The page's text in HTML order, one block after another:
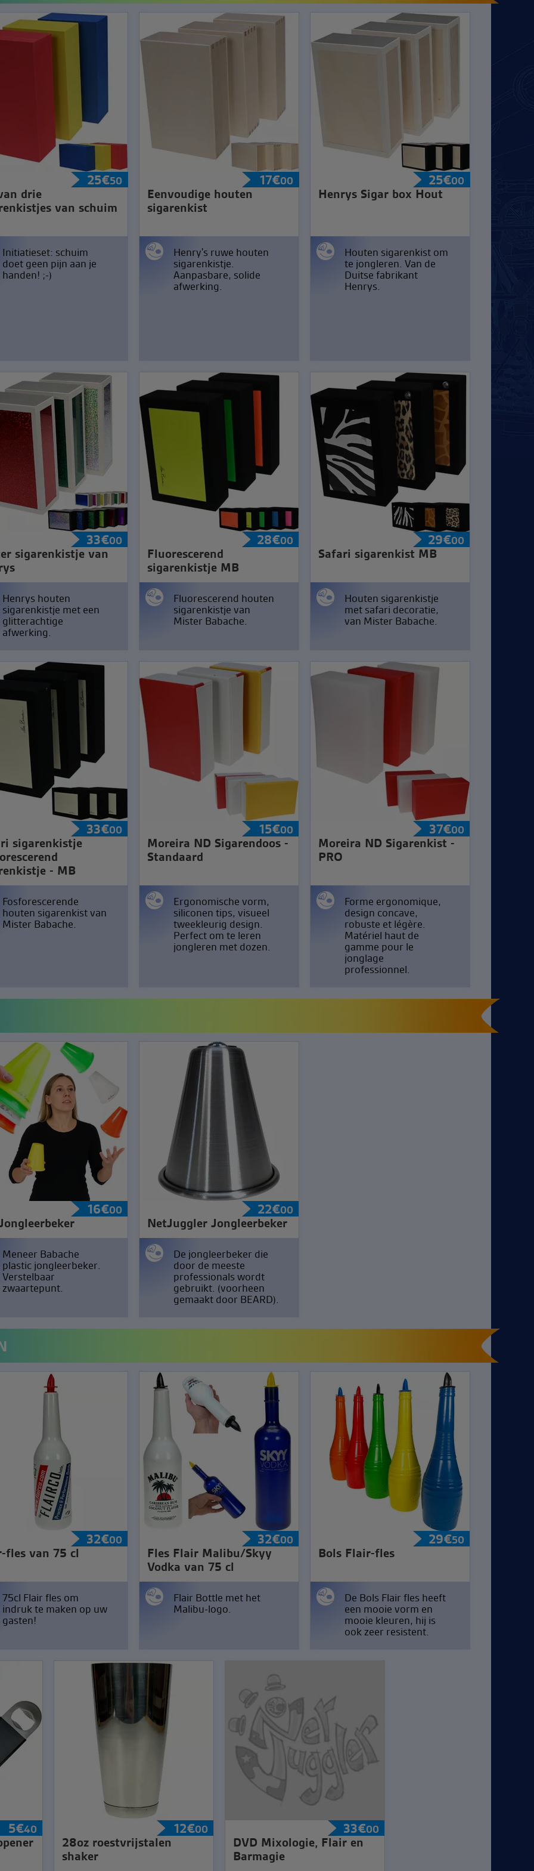
25€50
drie
van schuim
Initiatieset: schuim
doet geen pijn aan je
handen! ;-)
17€00
Eenvoudige houten
sigarenkist
Henry's ruwe houten
sigarenkistje.
Aanpasbare, solide
afwerking.
25€00
Henrys Sigar box Hout
Houten sigarenkist om
te jongleren. Van de
Duitse fabrikant
Henrys.
33€00
sigarenkistje van
Henrys houten
sigarenkistje met een
glitterachtige
afwerking.
28€00
Fluorescerend
sigarenkistje MB
Fluorescerend houten
sigarenkistje van
Mister Babache.
29€00
Safari sigarenkist MB
Houten sigarenkistje
met safari decoratie,
van Mister Babache.
33€00
sigarenkistje
- MB
Fosforescerende
houten sigarenkist van
Mister Babache.
15€00
Moreira ND Sigarendoos -
Standaard
Ergonomische vorm,
siliconen tips, visueel
tweekleurig design.
Perfect om te leren
jongleren met dozen.
37€00
Moreira ND Sigarenkist -
PRO
Forme ergonomique,
design concave,
robuste et légère.
Matériel haut de
gamme pour le
jonglage
professionnel.
16€00
Meneer Babache
plastic jongleerbeker.
Verstelbaar
zwaartepunt.
22€00
NetJuggler Jongleerbeker
De jongleerbeker die
door de meeste
professionals wordt
gebruikt. (voorheen
gemaakt door BEARD).
32€00
fles van 75 cl
75cl Flair fles om
indruk te maken op uw
gasten!
32€00
Fles Flair Malibu/Skyy
Vodka van 75 cl
Flair Bottle met het
Malibu-logo.
29€50
Bols Flair-fles
De Bols Flair fles heeft
een mooie vorm en
mooie kleuren, hij is
ook zeer resistent.
5€40 12€00
28oz roestvrijstalen
shaker
33€00
DVD Mixologie, Flair en
Barmagie